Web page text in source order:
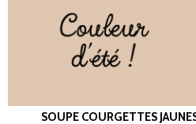
SOUPE COURGETTES